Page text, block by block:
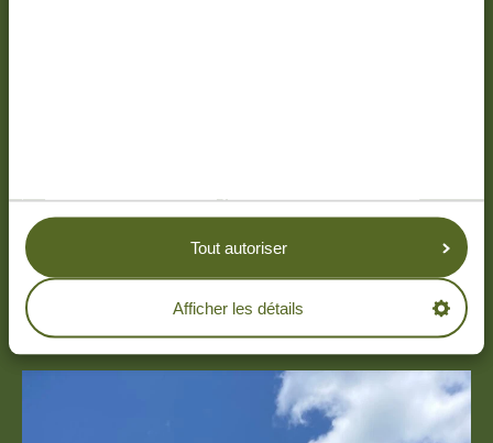
Tout autoriser
Afficher les détails
et éditrice chez Tanzania